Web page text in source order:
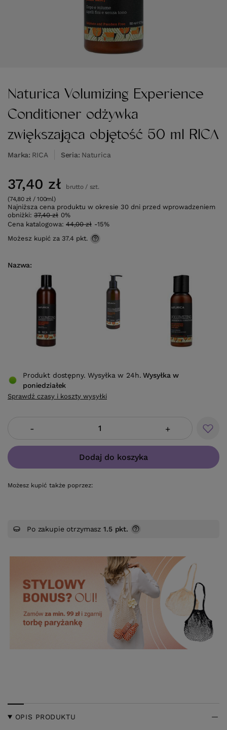
Naturica Volumizing Experience
Conditioner odżywka
zwiększająca objętość 50 ml RICA
Marka RICA Seria Naturica
Nazwa
37,40 zł brutto/ szt.
(74,80 zł / 100ml)
Najniższa cena produktu w okresie 30 dni przed wprowadzeniem
obniżki: 37,40 zł 0%
Cena katalogowa: 44,00 zł -15%
Możesz kupić za 37.4 pkt.
- +
Dodaj do koszyka
Możesz kupić także poprzez:
Produkt dostępny. Wysyłka w 24h. Wysyłkaw
poniedziałek
Sprawdź czasy i koszty wysyłki
Po zakupie otrzymasz1.5 pkt.
OPIS PRODUKTU